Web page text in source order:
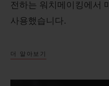
전하는 워치메이킹에서
사용했습니다.
더 알아보기